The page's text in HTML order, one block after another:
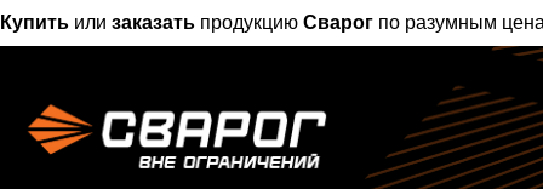
Купить или заказать продукцию Сварог по разумным